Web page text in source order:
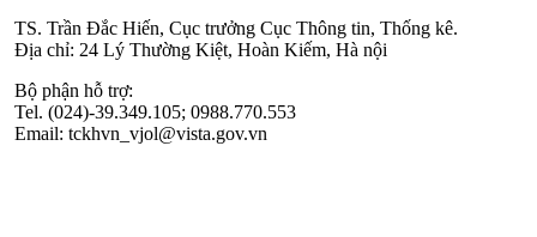
TS. Trần Đắc Hiến, Cục trưởng Cục Thông tin, Thống kê.
Địa chỉ: 24 Lý Thường Kiệt, Hoàn Kiếm, Hà nội
Bộ phận hỗ trợ:
Tel. (024)-39.349.105; 0988.770.553
Email: tckhvn_vjol@vista.gov.vn